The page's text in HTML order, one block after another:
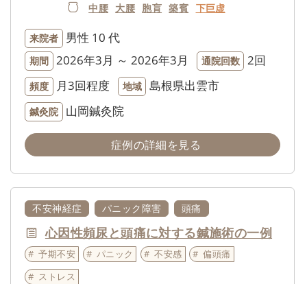
中腰 大腰 胞肓 築賓 下巨虚
来院者 男性 10 代
期間 2026年3月 ～ 2026年3月 通院回数 2回
頻度 月3回程度 地域 島根県出雲市
鍼灸院 山岡鍼灸院
症例の詳細を見る
不安神経症 パニック障害 頭痛
心因性頻尿と頭痛に対する鍼施術の一例
予期不安 パニック 不安感
偏頭痛
ストレス